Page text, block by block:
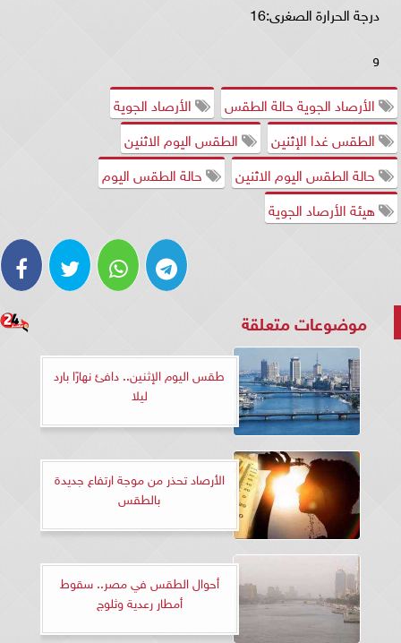
درجة الحرارة الصغرى:16
و
الأرصاد الجوية حالة الطقس
الأرصاد الجوية
الطقس غدا الإثنين
الطقس اليوم الاثنين
حالة الطقس اليوم الاثنين
حالة الطقس اليوم
هيئة الأرصاد الجوية
موضوعات متعلقة
طقس اليوم الإثنين.. دافئ نهارًا بارد
ليلا
الأرصاد تحذر من موجة ارتفاع جديدة
بالطقس
أحوال الطقس في مصر.. سقوط
أمطار رعدية وثلوج